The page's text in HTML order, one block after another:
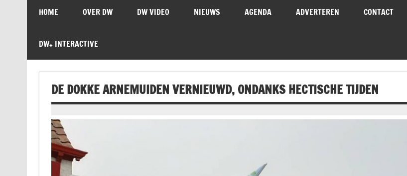
HOME OVER DW DW VIDEO NIEUWS AGENDA ADVERTEREN CONTACT
DW+ INTERACTIVE
DE DOKKE ARNEMUIDEN VERNIEUWD, ONDANKS HECTISCHE TIJDEN